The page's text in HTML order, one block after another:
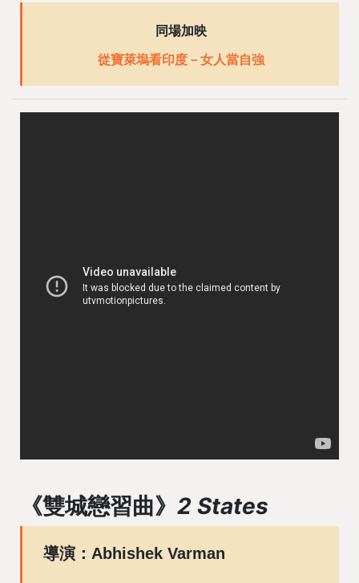
同場加映
從寶萊塢看印度－女人當自強
《雙城戀習曲》 2 States
導演：Abhishek Varman